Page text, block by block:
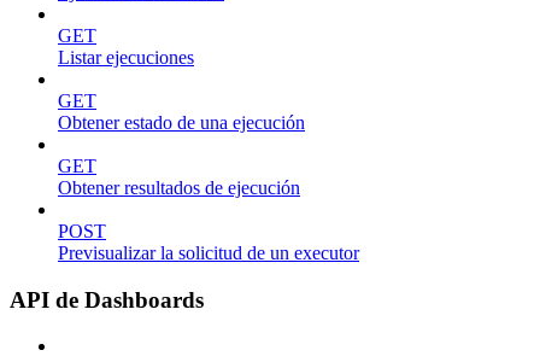
GET
Listar ejecuciones
GET
Obtener estado de una ejecución
GET
Obtener resultados de ejecución
POST
Previsualizar la solicitud de un executor
API de Dashboards